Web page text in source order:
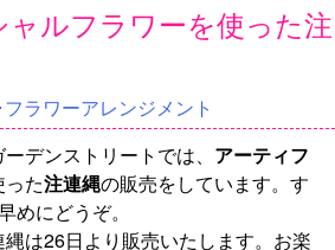
ルフラワーを使った注
ラワーアレンジメント
デンストリートでは、 アーティフ
った注連縄の販売をしています。す
めにどうぞ。
は26日より販売いたします。お楽